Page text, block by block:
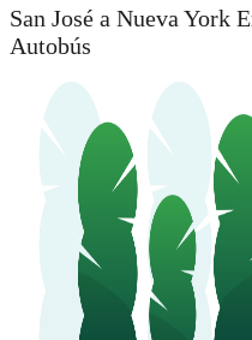
San José a Nueva York
Autobús